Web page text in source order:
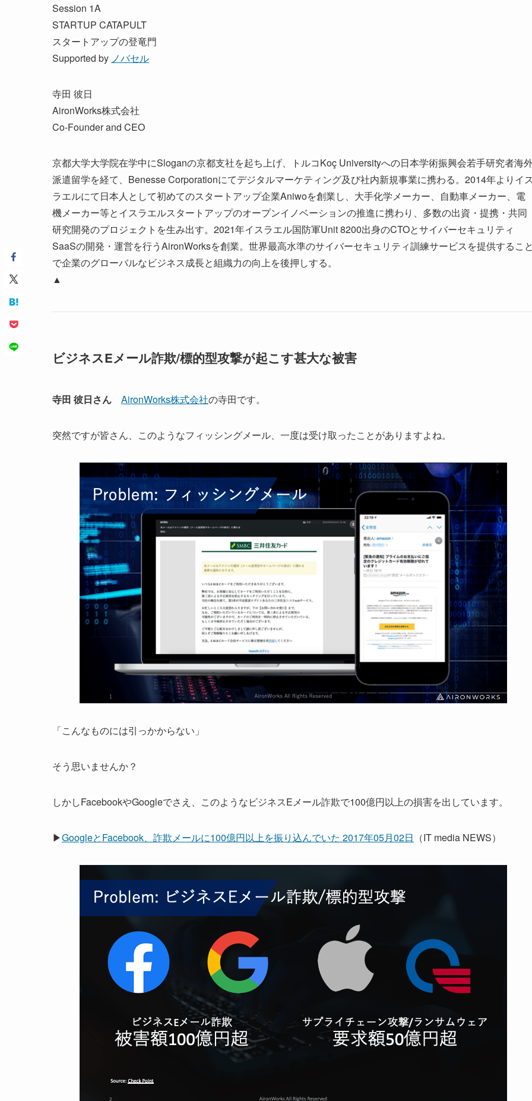
Session 1A
STARTUP CATAPULT
スタートアップの登竜門
Supported by ノバセル
寺田 彼日
AironWorks株式会社
Co-Founder and CEO
京都大学大学院在学中にSloganの京都支社を起ち上げ、トルコKoç Universityへの日本学術振興会若手研究者海
派遣留学を経て、Benesse Corporationにてデジタルマーケティング及び社内新規事業に携わる。2014年よりイ
ラエルにて日本人として初めてのスタートアップ企業Aniwoを創業し、大手化学メーカー、自動車メーカー、電
機メーカー等とイスラエルスタートアップのオープンイノベーションの推進に携わり、多数の出資・提携・共同
研究開発のプロジェクトを生み出す。2021年イスラエル国防軍Unit 8200出身のCTOとサイバーセキュリティ
SaaSの開発・運営を行うAironWorksを創業。世界最高水準のサイバーセキュリティ訓練サービスを提供するこ
で企業のグローバルなビジネス成長と組織力の向上を後押しする。
▲
ビジネスEメール詐欺/標的型攻撃が起こす甚大な被害
寺田 彼日さん AironWorks株式会社の寺田です。
突然ですが皆さん、このようなフィッシングメール、一度は受け取ったことがありますよね。
「こんなものには引っかからない」
そう思いませんか？
しかしFacebookやGoogleでさえ、このようなビジネスEメール詐欺で100億円以上の損害を出しています。
▶GoogleとFacebook、詐欺メールに100億円以上を振り込んでいた 2017年05月02日 （IT media NEWS）